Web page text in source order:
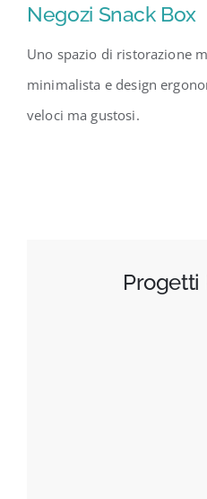
Negozi Snack Box
Uno spazio di ristorazione
minimalista e design
veloci ma gustosi.
Progetti